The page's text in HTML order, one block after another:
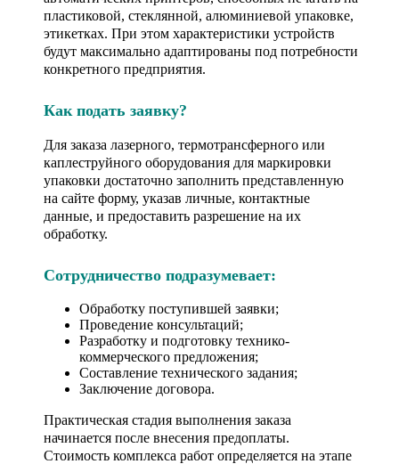
пластиковой, стеклянной, алюминиевой упаковке,
этикетках. При этом характеристики устройств
будут максимально адаптированы под потребности
конкретного предприятия.
Как подать заявку?
Для заказа лазерного, термотрансферного или
каплеструйного оборудования для маркировки
упаковки достаточно заполнить представленную
на сайте форму, указав личные, контактные
данные, и предоставить разрешение на их
обработку.
Сотрудничество подразумевает:
Обработку поступившей заявки;
Проведение консультаций;
Разработку и подготовку технико-
коммерческого предложения;
Составление технического задания;
Заключение договора.
Практическая стадия выполнения заказа
начинается после внесения предоплаты.
Стоимость комплекса работ определяется на этапе